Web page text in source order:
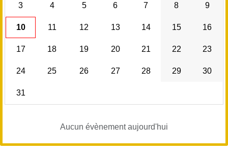
3 4 5 6 7 8 9
10 11 12 13 14 15 16
17 18 19 20 21 22 23
24 25 26 27 28 29 30
31
Aucun évènement aujourd'hui